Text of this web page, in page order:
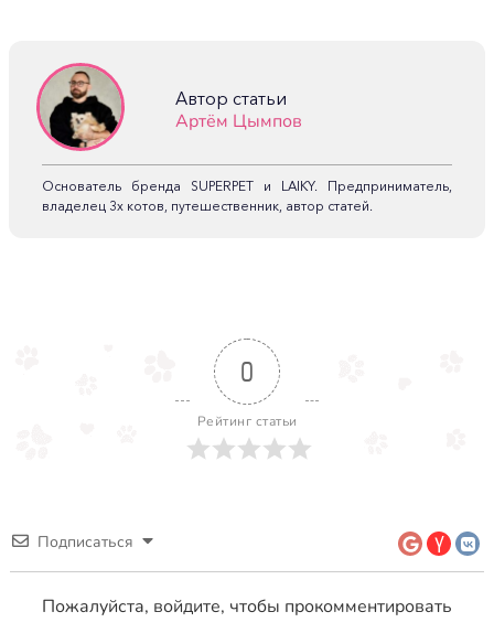
Автор статьи
Артём Цымпов
Основатель бренда SUPERPET и LAIKY. Предприниматель,
владелец 3х котов, путешественник, автор статей.
0
Рейтинг статьи
Подписаться
Пожалуйста, войдите, чтобы прокомментировать